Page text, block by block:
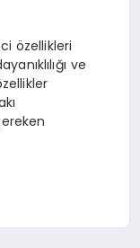
özellikleri
ve